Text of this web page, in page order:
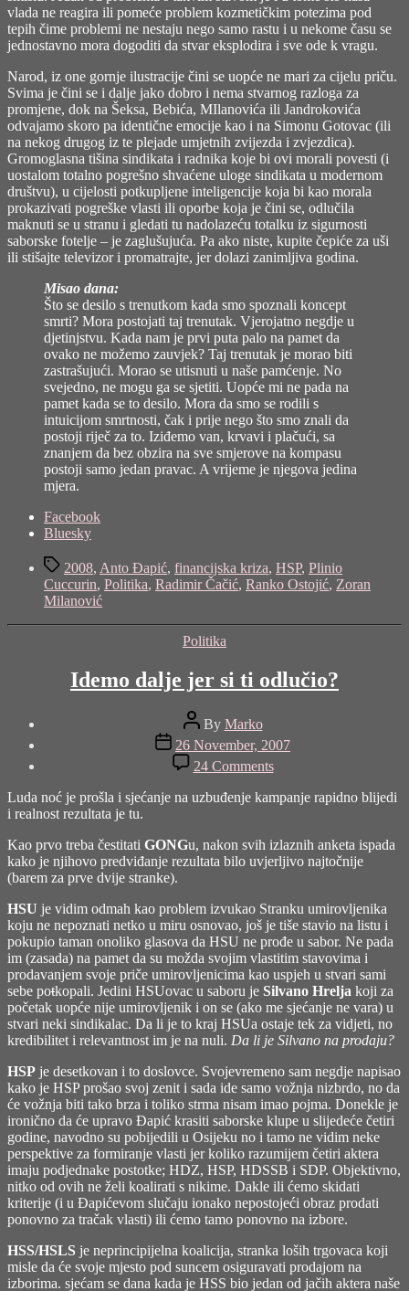
vlada ne reagira ili pomeće problem kozmetičkim potezima pod
tepih čime problemi ne nestaju nego samo rastu i u nekome času se
jednostavno mora dogoditi da stvar eksplodira i sve ode k vragu.
Narod, iz one gornje ilustracije čini se uopće ne mari za cijelu priču.
Svima je čini se i dalje jako dobro i nema stvarnog razloga za
promjene, dok na Šeksa, Bebića, MIlanovića ili Jandrokovića
odvajamo skoro pa identične emocije kao i na Simonu Gotovac (ili
na nekog drugog iz te plejade umjetnih zvijezda i zvjezdica).
Gromoglasna tišina sindikata i radnika koje bi ovi morali povesti (i
uostalom totalno pogrešno shvaćene uloge sindikata u modernom
društvu), u cijelosti potkupljene inteligencije koja bi kao morala
prokazivati pogreške vlasti ili oporbe koja je čini se, odlučila
maknuti se u stranu i gledati tu nadolazeću totalku iz sigurnosti
saborske fotelje – je zaglušujuća. Pa ako niste, kupite čepiće za uši
ili stišajte televizor i promatrajte, jer dolazi zanimljiva godina.
Misao dana:
Što se desilo s trenutkom kada smo spoznali koncept
smrti? Mora postojati taj trenutak. Vjerojatno negdje u
djetinjstvu. Kada nam je prvi puta palo na pamet da
ovako ne možemo zauvjek? Taj trenutak je morao biti
zastrašujući. Morao se utisnuti u naše pamćenje. No
svejedno, ne mogu ga se sjetiti. Uopće mi ne pada na
pamet kada se to desilo. Mora da smo se rodili s
intuicijom smrtnosti, čak i prije nego što smo znali da
postoji riječ za to. Iziđemo van, krvavi i plačući, sa
znanjem da bez obzira na sve smjerove na kompasu
postoji samo jedan pravac. A vrijeme je njegova jedina
mjera.
Share
"Gromoglasna
Facebook
Bluesky
Tags2008, Anto Đapić, financijska kriza, HSP, Plinio
Cuccurin, Politika, Radimir Čačić, Ranko Ostojić, Zoran
Milanović
Categories
Politika
Idemo dalje jer si ti odlučio?
Post
author
By Marko
Post
date
26 November, 2007
24 Commentson
Idemo
dalje
jer
ti
odlučio?
Luda noć je prošla i sjećanje na uzbuđenje kampanje rapidno blijedi
i realnost rezultata je tu.
Kao prvo treba čestitati GONGu, nakon svih izlaznih anketa ispada
kako je njihovo predviđanje rezultata bilo uvjerljivo najtočnije
(barem za prve dvije stranke).
HSU je vidim odmah kao problem izvukao Stranku umirovljenika
koju ne nepoznati netko u miru osnovao, još je tiše stavio na listu i
pokupio taman onoliko glasova da HSU ne prođe u sabor. Ne pada
im (zasada) na pamet da su možda svojim vlastitim stavovima i
prodavanjem svoje priče umirovljenicima kao uspjeh u stvari sami
sebe potkopali. Jedini HSUovac u saboru je Silvano Hrelja koji za
početak uopće nije umirovljenik i on se (ako me sjećanje ne vara) u
stvari neki sindikalac. Da li je to kraj HSUa ostaje tek za vidjeti, no
kredibilitet i relevantnost im je na nuli. Da li je Silvano na prodaju?
HSP je desetkovan i to doslovce. Svojevremeno sam negdje napisao
kako je HSP prošao svoj zenit i sada ide samo vožnja nizbrdo, no da
će vožnja biti tako brza i toliko strma nisam imao pojma. Donekle je
ironično da će upravo Đapić krasiti saborske klupe u slijedeće četiri
godine, navodno su pobijedili u Osijeku no i tamo ne vidim neke
perspektive za formiranje vlasti jer koliko razumijem četiri aktera
imaju podjednake postotke; HDZ, HSP, HDSSB i SDP. Objektivno,
nitko od ovih ne želi koalirati s nikime. Dakle ili ćemo skidati
kriterije (i u Đapićevom slučaju ionako nepostojeći obraz prodati
ponovno za tračak vlasti) ili ćemo tamo ponovno na izbore.
HSS/HSLS je neprincipijelna koalicija, stranka loših trgovaca koji
misle da će svoje mjesto pod suncem osiguravati prodajom na
izborima. sjećam se dana kada je HSS bio jedan od jačih aktera naše